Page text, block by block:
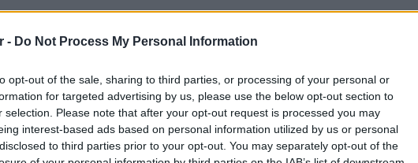
- Do Not Process My Personal Information
opt-out of the sale, sharing to third parties, or processing of your personal or
for targeted advertising by us, please use the below opt-out section to
selection. Please note that after your opt-out request is processed you may
interest-based ads based on personal information utilized by us or personal
to third parties prior to your opt-out. You may separately opt-out of the